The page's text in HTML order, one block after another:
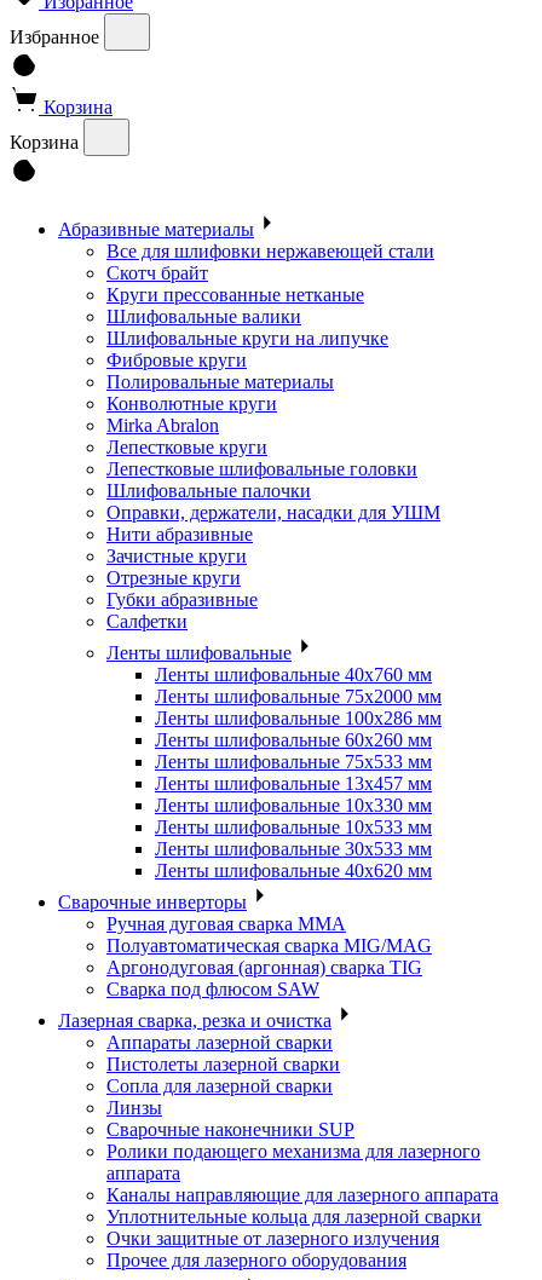
Избранное
Корзина
Корзина
Абразивные материалы
Все для шлифовки нержавеющей стали
Скотч брайт
Круги прессованные нетканые
Шлифовальные валики
Шлифовальные круги на липучке
Фибровые круги
Полировальные материалы
Конволютные круги
Mirka Abralon
Лепестковые круги
Лепестковые шлифовальные головки
Шлифовальные палочки
Оправки, держатели, насадки для УШМ
Нити абразивные
Зачистные круги
Отрезные круги
Губки абразивные
Салфетки
Ленты шлифовальные
Ленты шлифовальные 40х760 мм
Ленты шлифовальные 75х2000 мм
Ленты шлифовальные 100х286 мм
Ленты шлифовальные 60х260 мм
Ленты шлифовальные 75х533 мм
Ленты шлифовальные 13х457 мм
Ленты шлифовальные 10х330 мм
Ленты шлифовальные 10х533 мм
Ленты шлифовальные 30х533 мм
Ленты шлифовальные 40х620 мм
Сварочные инверторы
Ручная дуговая сварка MMA
Полуавтоматическая сварка MIG/MAG
Аргонодуговая (аргонная) сварка TIG
Сварка под флюсом SAW
Лазерная сварка, резка и очистка
Аппараты лазерной сварки
Пистолеты лазерной сварки
Сопла для лазерной сварки
Линзы
Сварочные наконечники SUP
Ролики подающего механизма для лазерного
аппарата
Каналы направляющие для лазерного аппарата
Уплотнительные кольца для лазерной сварки
Очки защитные от лазерного излучения
Прочее для лазерного оборудования